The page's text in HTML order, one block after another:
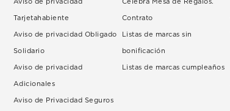
Aviso de privacidad
Tarjetahabiente
Aviso de privacidad Obligado
Solidario
Aviso de privacidad
Adicionales
Aviso de Privacidad Seguros
Celebra Mesa de Regalos.
Contrato
Listas de marcas sin
bonificación
Listas de marcas cumpleaños